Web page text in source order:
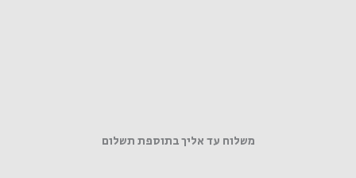
משלוח עד אליך בתוספת תשלום